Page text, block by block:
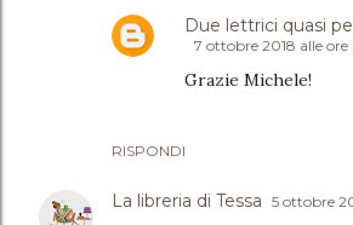
RISPONDI
Due lettrici quasi
7 ottobre 2018 alle
Grazie Michele!
La libreria di Tessa 5 ottobre